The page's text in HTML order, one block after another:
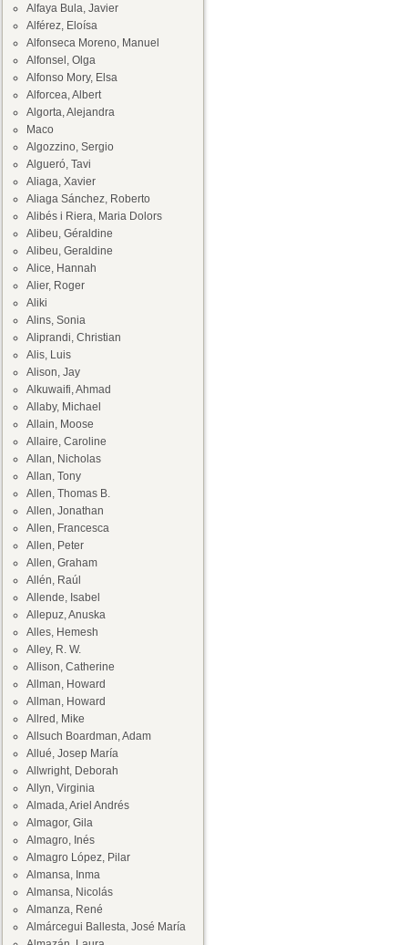
Alfaya Bula, Javier
Alférez, Eloísa
Alfonseca Moreno, Manuel
Alfonsel, Olga
Alfonso Mory, Elsa
Alforcea, Albert
Algorta, Alejandra
Maco
Algozzino, Sergio
Algueró, Tavi
Aliaga, Xavier
Aliaga Sánchez, Roberto
Alibés i Riera, Maria Dolors
Alibeu, Géraldine
Alibeu, Geraldine
Alice, Hannah
Alier, Roger
Aliki
Alins, Sonia
Aliprandi, Christian
Alis, Luis
Alison, Jay
Alkuwaifi, Ahmad
Allaby, Michael
Allain, Moose
Allaire, Caroline
Allan, Nicholas
Allan, Tony
Allen, Thomas B.
Allen, Jonathan
Allen, Francesca
Allen, Peter
Allen, Graham
Allén, Raúl
Allende, Isabel
Allepuz, Anuska
Alles, Hemesh
Alley, R. W.
Allison, Catherine
Allman, Howard
Allman, Howard
Allred, Mike
Allsuch Boardman, Adam
Allué, Josep María
Allwright, Deborah
Allyn, Virginia
Almada, Ariel Andrés
Almagor, Gila
Almagro, Inés
Almagro López, Pilar
Almansa, Inma
Almansa, Nicolás
Almanza, René
Almárcegui Ballesta, José María